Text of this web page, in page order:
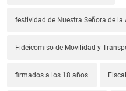
festividad de Nuestra Señora de la
Fideicomiso de Movilidad y
firmados a los 18 años